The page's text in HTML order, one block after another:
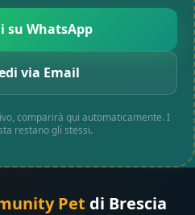
su WhatsApp
via Email
comparirà qui automaticamente. I
restano gli stessi.
Pet di Brescia